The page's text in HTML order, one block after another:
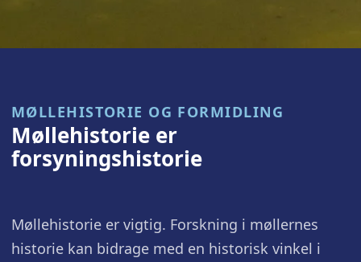
MØLLEHISTORIE OG FORMIDLING
Møllehistorie er
forsyningshistorie
Møllehistorie er vigtig. Forskning i møllernes
historie kan bidrage med en historisk vinkel i